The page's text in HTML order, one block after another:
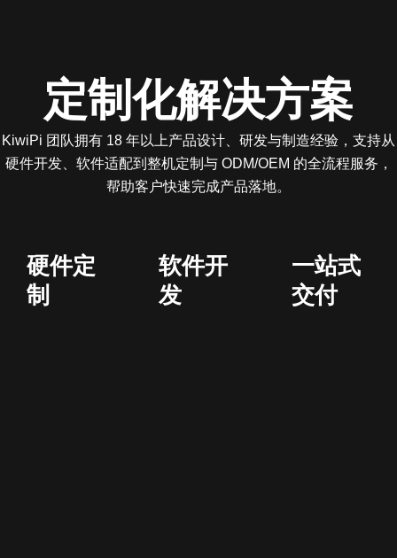
定制化解决方案
KiwiPi 团队拥有 18 年以上产品设计、研发与制造经验，支持从
硬件开发、软件适配到整机定制与 ODM/OEM 的全流程服务，
帮助客户快速完成产品落地。
硬件定
制
软件开
发
一站式
交付